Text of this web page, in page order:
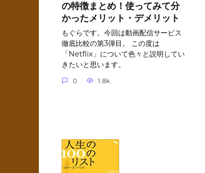
の特徴まとめ！使ってみて分
かったメリット・デメリット
もぐらです。今回は動画配信サービス
徹底比較の第3弾目。 この度は
「Netflix」について色々と説明してい
きたいと思います。
0 1.8k.